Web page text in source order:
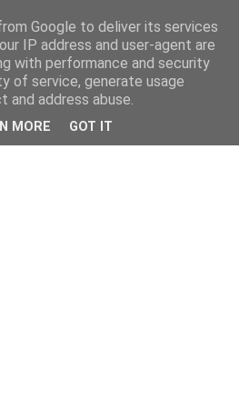
Google to deliver its services
IP address and user-agent are
with performance and security
of service, generate usage
address abuse.
MORE GOT IT